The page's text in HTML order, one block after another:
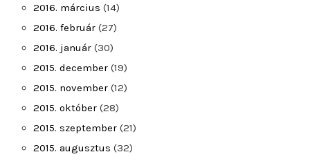
2016. március (14)
2016. február (27)
2016. január (30)
2015. december (19)
2015. november (12)
2015. október (28)
2015. szeptember (21)
2015. augusztus (32)